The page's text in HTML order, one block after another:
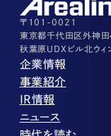
その他上記に当
03-3526-
〒101-0021
東京都千代田区外神
秋葉原UDXビル北ウ
企業情報
代表メッセージ
企業理念
会社概要
役員紹介
事業紹介
ストレージ事業
パートナー制度
ストレージライフ
土地権利整備事業
オフィス事業
IR情報
IRカレンダー
中期経営計画
ニュース
PR